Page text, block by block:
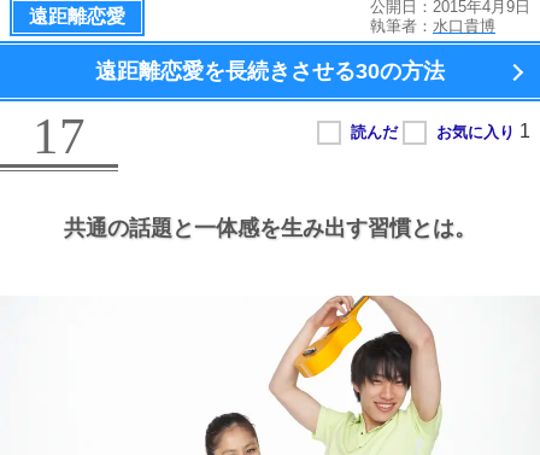
遠距離恋愛
公開日：2015年4月9日
執筆者： 水口貴博
遠距離恋愛を長続きさせる30の方法
17
共通の話題と一体感を生み出す習慣とは。